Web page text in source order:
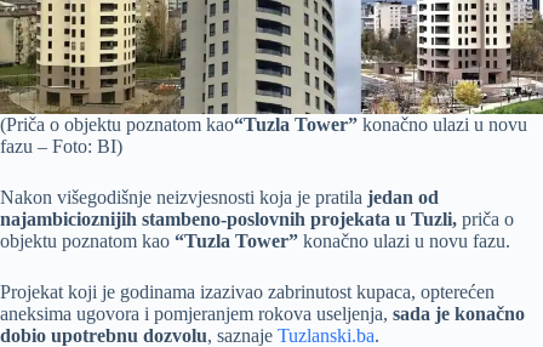
(Priča o objektu poznatom kao“Tuzla Tower” konačno ulazi u novu
fazu – Foto: BI)
Nakon višegodišnje neizvjesnosti koja je pratila jedan od
najambicioznijih stambeno-poslovnih projekata u Tuzli, priča o
objektu poznatom kao “Tuzla Tower” konačno ulazi u novu fazu.
Projekat koji je godinama izazivao zabrinutost kupaca, opterećen
aneksima ugovora i pomjeranjem rokova useljenja, sada je konačno
dobio upotrebnu dozvolu, saznaje Tuzlanski.ba.